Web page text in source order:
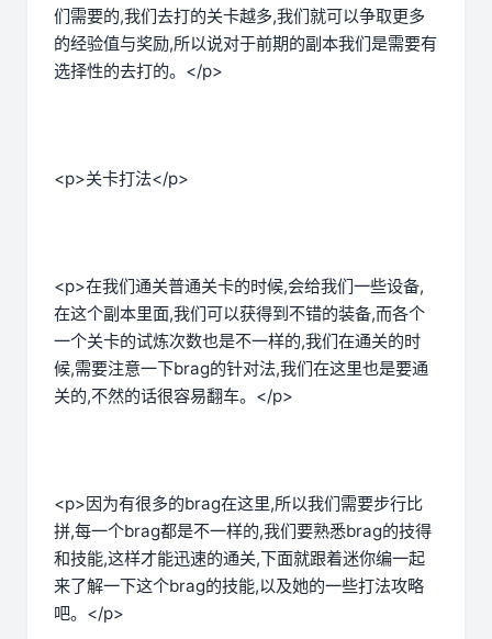
们需要的,我们去打的关卡越多,我们就可以争取更多
的经验值与奖励,所以说对于前期的副本我们是需要有
选择性的去打的。</p>
<p>关卡打法</p>
<p>在我们通关普通关卡的时候,会给我们一些设备,
在这个副本里面,我们可以获得到不错的装备,而各个
一个关卡的试炼次数也是不一样的,我们在通关的时
候,需要注意一下brag的针对法,我们在这里也是要通
关的,不然的话很容易翻车。</p>
<p>因为有很多的brag在这里,所以我们需要步行比
拼,每一个brag都是不一样的,我们要熟悉brag的技得
和技能,这样才能迅速的通关,下面就跟着迷你编一起
来了解一下这个brag的技能,以及她的一些打法攻略
吧。</p>